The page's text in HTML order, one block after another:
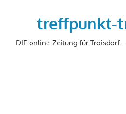
treffpunkt-
DIE online-Zeitung für Troisdorf